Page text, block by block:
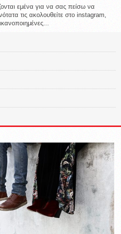
εμένα για να σας πείσω να
τις ακολουθείτε στο instagram,